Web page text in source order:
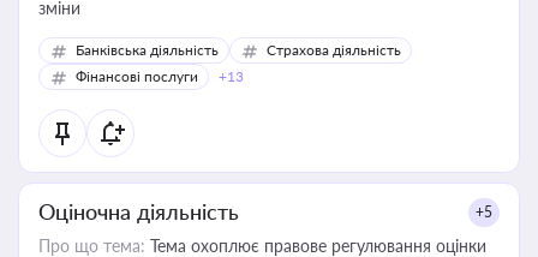
зміни
Банківська діяльність
Страхова діяльність
Фінансові послуги
+13
Оціночна діяльність +5
Про що тема: Тема охоплює правове регулювання оцінки